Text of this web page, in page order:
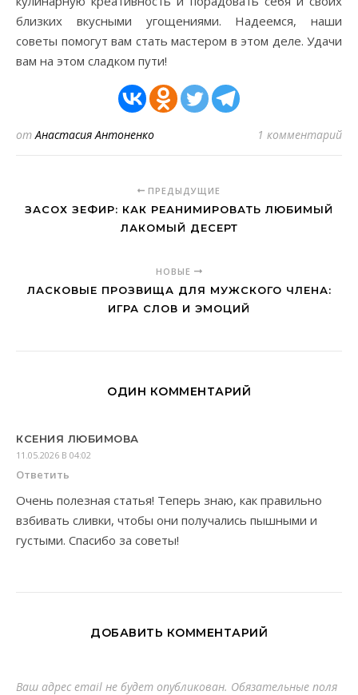
близких вкусными угощениями. Надеемся, наши
советы помогут вам стать мастером в этом деле. Удачи
вам на этом сладком пути!
отАнастасия Антоненко 1 комментарий
ПРЕДЫДУЩИЕ
ЗАСОХ ЗЕФИР: КАК РЕАНИМИРОВАТЬ ЛЮБИМЫЙ
ЛАКОМЫЙ ДЕСЕРТ
НОВЫЕ
ЛАСКОВЫЕ ПРОЗВИЩА ДЛЯ МУЖСКОГО ЧЛЕНА:
ИГРА СЛОВ И ЭМОЦИЙ
ОДИН КОММЕНТАРИЙ
КСЕНИЯ ЛЮБИМОВА
11.05.2026 В 04:02
Ответить
Очень полезная статья! Теперь знаю, как правильно
взбивать сливки, чтобы они получались пышными и
густыми. Спасибо за советы!
ДОБАВИТЬ КОММЕНТАРИЙ
Ваш адрес email не будет опубликован. Обязательные поля